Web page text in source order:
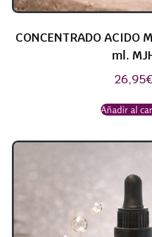
CONCENTRADO ACIDO
ml.
26,95€
Añadir al